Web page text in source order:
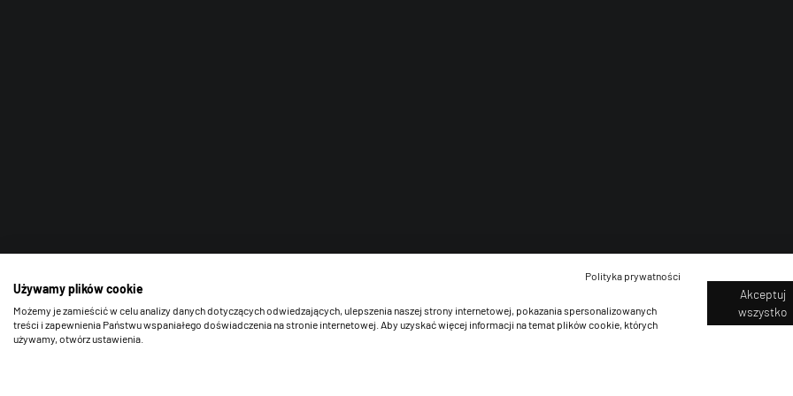
Polityka prywatności
Używamy plików cookie
Możemy je zamieścić w celu analizy danych dotyczących odwiedzających, ulepszenia naszej strony internetowej, pokazania spersonalizowanych
treści i zapewnienia Państwu wspaniałego doświadczenia na stronie internetowej. Aby uzyskać więcej informacji na temat plików cookie, których
używamy, otwórz ustawienia.
Akceptuj
wszystko